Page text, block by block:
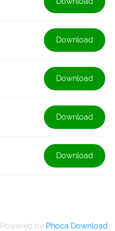
Download
Download
Download
Download
Powered by Phoca Download